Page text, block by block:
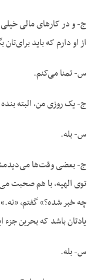
ج- و در کارهای مالی
از او دارم که باید برای‌تان
س- تمنا می‌کنم.
ج- یک روزی من، البته
س- بله.
ج- بعضی وقت‌ها
توی الهیه، با هم صحبت
چه خبر شده؟» گفتم،
یادتان باشد که بحرین جزء
س- بله.